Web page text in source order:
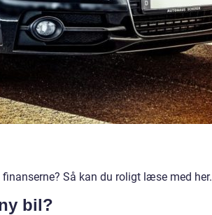
Så kan du roligt læse med her.
bil?